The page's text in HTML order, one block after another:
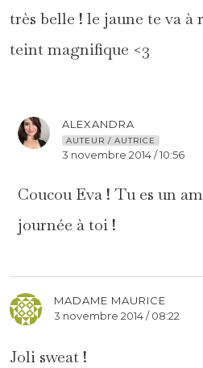
très belle ! le jaune te va
teint magnifique <3
ALEXANDRA
AUTEUR / AUTRICE
3 novembre 2014 / 10:56
Coucou Eva ! Tu es un
journée à toi !
MADAME MAURICE
3 novembre 2014 / 08:22
Joli sweat !